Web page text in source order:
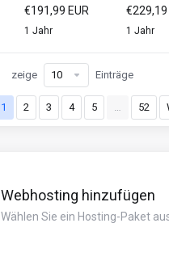
€191,99 EUR
1 Jahr
€229,19
1 Jahr
1 2 3 4 5 … 52
zeige Einträge
Webhosting hinzufügen
Wählen Sie ein Hosting-Paket